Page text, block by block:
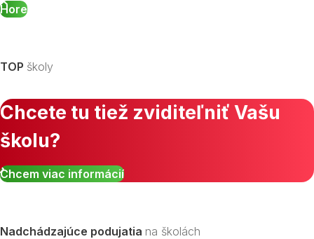
Hore
TOP školy
Chcete tu tiež zviditeľniť Vašu
školu?
Chcem viac informácií
Nadchádzajúce podujatia na školách